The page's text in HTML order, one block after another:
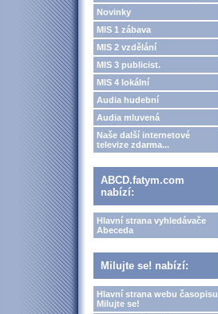
Novinky
MIS 1 zábava
MIS 2 vzdělání
MIS 3 publicist.
MIS 4 lokální
Audia hudební
Audia mluvená
Naše další internetové
televize zdarma...
ABCD.fatym.com
nabízí:
Hlavní strana vyhledávače
Abeceda
Milujte se! nabízí:
Hlavní strana webu časopisu
Milujte se!